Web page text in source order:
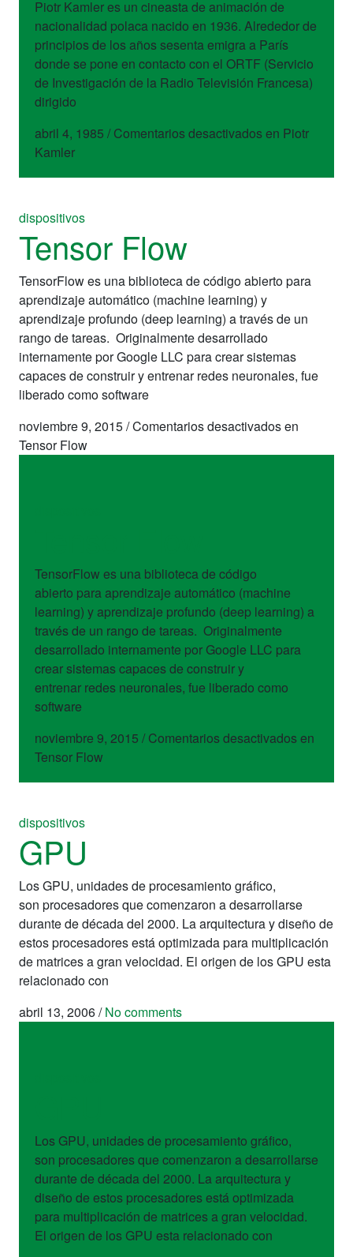
Piotr Kamler es un cineasta de animación de
nacionalidad polaca nacido en 1936. Alrededor de
principios de los años sesenta emigra a París
donde se pone en contacto con el ORTF (Servicio
de Investigación de la Radio Televisión Francesa)
dirigido
abril 4, 1985 / Comentarios desactivadosen Piotr
Kamler
dispositivos
Tensor Flow
TensorFlow es una biblioteca de código abierto para
aprendizaje automático (machine learning) y
aprendizaje profundo (deep learning) a través de un
rango de tareas. Originalmente desarrollado
internamente por Google LLC para crear sistemas
capaces de construir y entrenar redes neuronales, fue
liberado como software
noviembre 9, 2015/Comentarios desactivadosen
Tensor Flow
TensorFlow es una biblioteca de código
abierto para aprendizaje automático (machine
learning) y aprendizaje profundo (deep learning) a
través de un rango de tareas. Originalmente
desarrollado internamente por Google LLC para
crear sistemas capaces de construir y
entrenar redes neuronales, fue liberado como
software
noviembre 9, 2015 / Comentarios desactivadosen
Tensor Flow
dispositivos
GPU
Los GPU, unidades de procesamiento gráfico,
son procesadores que comenzaron a desarrollarse
durante de década del 2000. La arquitectura y diseño de
estos procesadores está optimizada para multiplicación
de matrices a gran velocidad. El origen de los GPU esta
relacionado con
abril 13, 2006/ No comments
Los GPU, unidades de procesamiento gráfico,
son procesadores que comenzaron a desarrollarse
durante de década del 2000. La arquitectura y
diseño de estos procesadores está optimizada
para multiplicación de matrices a gran velocidad.
El origen de los GPU esta relacionado con